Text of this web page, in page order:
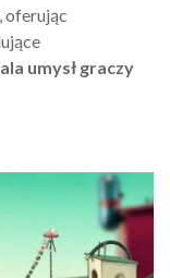
oferując
umysł graczy